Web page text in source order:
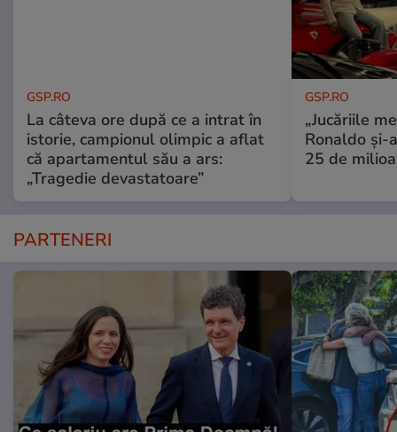
GSP.RO
La câteva ore după ce a intrat în
istorie, campionul olimpic a aflat
că apartamentul său a ars:
„Tragedie devastatoare”
GSP.RO
„Jucăriile
Ronaldo și-
25 de
PARTENERI